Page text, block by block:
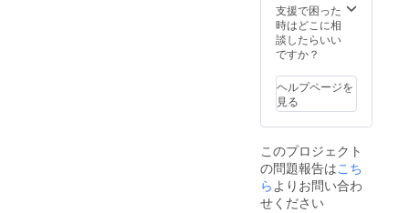
支援で困った
時はどこに相
談したらいい
ですか？
ヘルプページを
見る
このプロジェクト
の問題報告はこち
らよりお問い合わ
せください